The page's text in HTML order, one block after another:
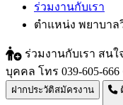
ร่วมงานกับเรา
ตำแหน่ง พยาบาล
ร่วมงานกับเรา สนใ
บุคคล โทร 039-605-666
ฝากประวัติสมัครงาน